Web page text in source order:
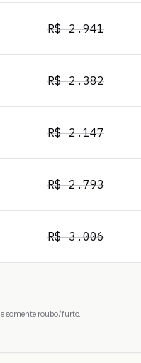
R$2.941
R$2.382
R$2.147
R$2.793
R$3.006
somente roubo/furto.